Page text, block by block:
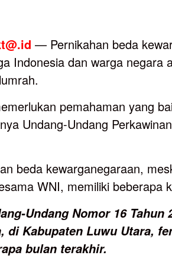
— Pernikahan beda
Indonesia dan warga negara
pemahaman yang
Undang-Undang
beda kewarganegaraan,
WNI, memiliki beberapa
Undang Nomor 16 Tahun
di Kabupaten Luwu Utara,
bulan terakhir.